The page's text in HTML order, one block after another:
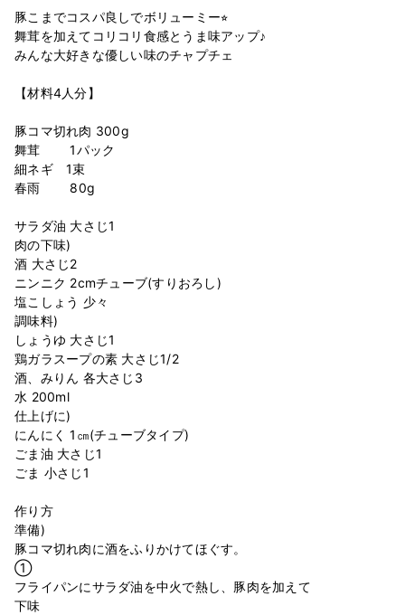
豚こまでコスパ良しでボリューミー⭐︎⁣
舞茸を加えてコリコリ食感とうま味アップ♪⁣
みんな大好きな優しい味のチャプチェ⁣
【材料4人分】⁣
豚コマ切れ肉 300g⁣
舞茸 1パック⁣
細ネギ 1束⁣
春雨 80g⁣
サラダ油 大さじ1⁣
肉の下味)⁣
酒 大さじ2⁣
ニンニク 2cmチューブ(すりおろし)⁣
塩こしょう 少々⁣
調味料)⁣
しょうゆ 大さじ1⁣
鶏ガラスープの素 大さじ1/2⁣
酒、みりん 各大さじ3⁣
水 200ml⁣
仕上げに)⁣
にんにく 1㎝(チューブタイプ)⁣
ごま油 大さじ1⁣
ごま 小さじ1⁣
作り方⁣
準備)⁣
豚コマ切れ肉に酒をふりかけてほぐす。⁣
①⁣
フライパンにサラダ油を中火で熱し、豚肉を加えて⁣
下味⁣